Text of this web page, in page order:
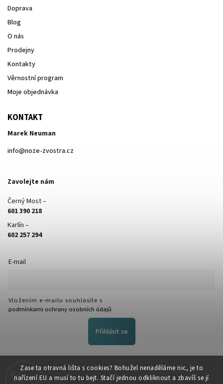
Zase ta otravná lišta s cookies? Bohužel nenaděláme nic, je to
nařízení EU a musí to tu bejt. Stačí jednou odkliknout a zbavíš se jí
Doprava
Blog
O nás
Prodejny
Kontakty
Věrnostní program
Moje objednávka
KONTAKT
Marek Neuman
info@noze-zvostra.cz
Zavolejte nám
Černý Most –
601 390 218
Karlín –
602 257 294
E-mail
Vložením e-mailu souhlasíte s
podmínkami ochrany osobních údajů
Přihlásit se
FACEBOOK